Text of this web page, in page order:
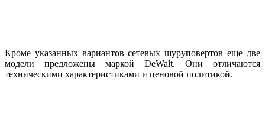
Кроме указанных вариантов сетевых шуруповертов еще две
модели предложены маркой DeWalt. Они отличаются
техническими характеристиками и ценовой политикой.